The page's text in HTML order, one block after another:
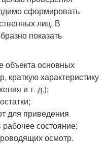
сформировать
лиц. В
показать
объекта основных
краткую характеристику
и т. д.);
для приведения
состояние;
осмотр.